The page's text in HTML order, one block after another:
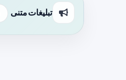
تبلیغات متنی